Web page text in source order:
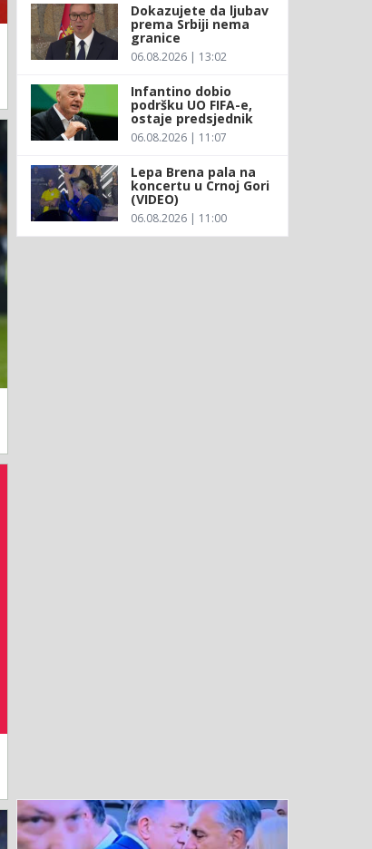
Dokazujete da ljubav
prema Srbiji nema
granice
06.08.2026 | 13:02
Infantino dobio
podršku UO FIFA-e,
ostaje predsjednik
06.08.2026 | 11:07
Lepa Brena pala na
koncertu u Crnoj Gori
(VIDEO)
06.08.2026 | 11:00